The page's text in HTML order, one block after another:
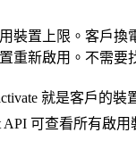
裝置上限。客戶換
重新啟用。不需要
就是客戶的裝
API 可查看所有啟用